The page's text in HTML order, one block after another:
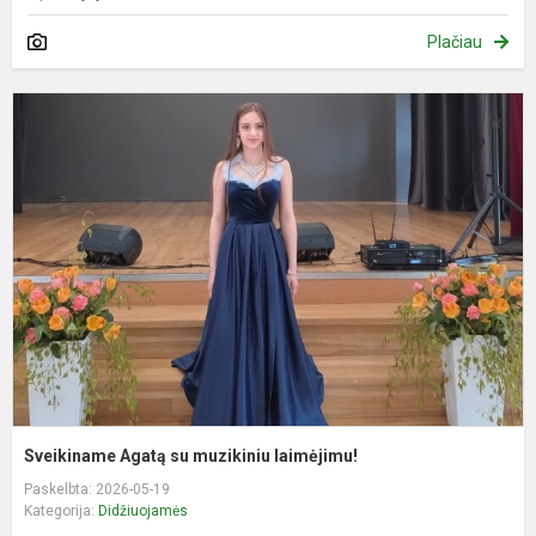
Plačiau
Sveikiname Agatą su muzikiniu laimėjimu!
Paskelbta: 2026-05-19
Kategorija: Didžiuojamės